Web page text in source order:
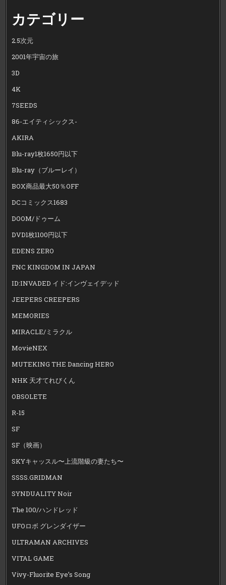
カテゴリー
2.5次元
2001年宇宙の旅
3D
4K
7SEEDS
86-エイティシックス-
AKIRA
Blu-ray1枚1650円以下
Blu-ray（ブルーレイ）
BOX商品最大50％OFF
DCコミックス1683
DOOM/ドゥーム
DVD1枚1100円以下
EDENS ZERO
FNC KINGDOM IN JAPAN
ID:INVADED イド:インヴェイデッド
JEEPERS CREEPERS
MEMORIES
MIRACLE/ミラクル
MovieNEX
MUTEKING THE Dancing HERO
NHK 天才てれびくん
OBSOLETE
R-15
SF
SF（映画）
SKYキャッスル〜上流階級の妻たち〜
SSSS.GRIDMAN
SYNDUALITY Noir
The 100/ハンドレッド
UFOロボ グレンダイザー
ULTRAMAN ARCHIVES
VITAL GAME
Vivy-Fluorite Eye’s Song